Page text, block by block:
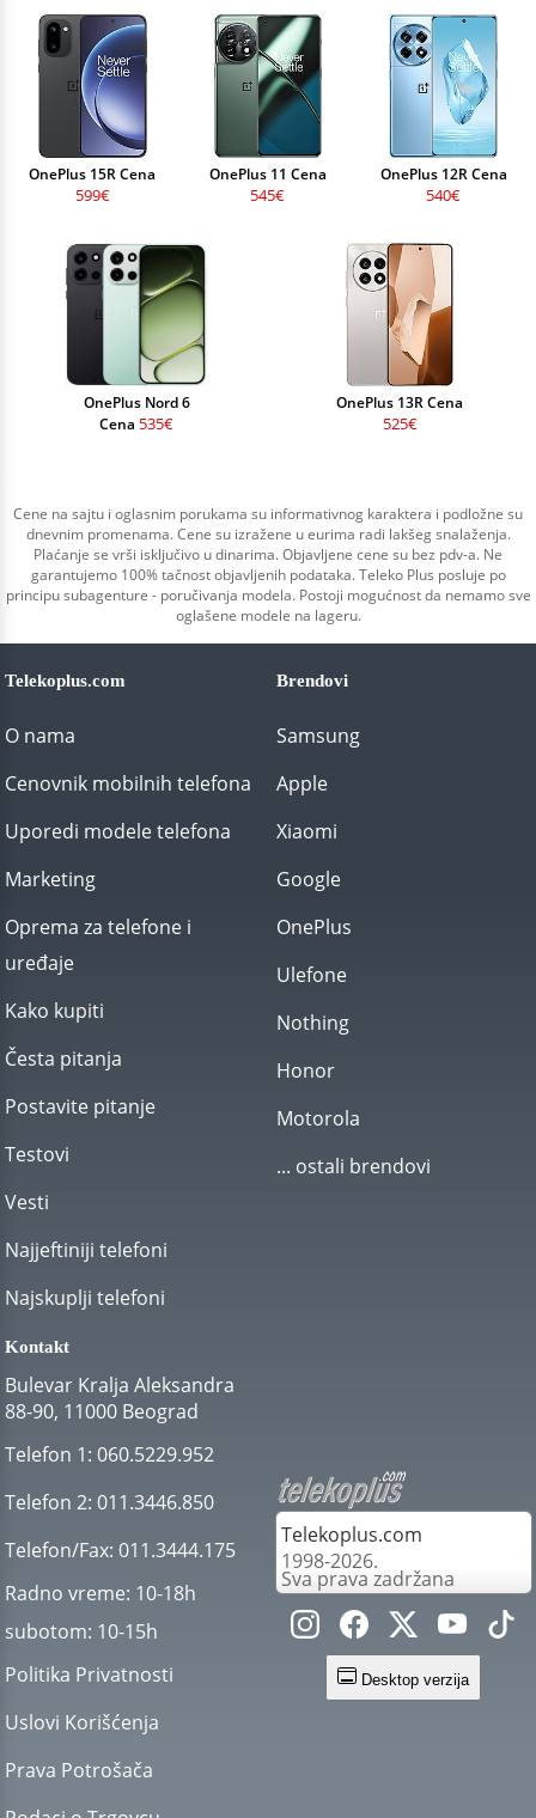
OnePlus 15R Cena
599€
OnePlus 11 Cena
545€
OnePlus 12R Cena
540€
OnePlus Nord 6
Cena 535€
OnePlus 13R Cena
525€
Cene na sajtu i oglasnim porukama su informativnog karaktera i podložne su
dnevnim promenama. Cene su izražene u eurima radi lakšeg snalaženja.
Plaćanje se vrši isključivo u dinarima. Objavljene cene su bez pdv-a. Ne
garantujemo 100% tačnost objavljenih podataka. Teleko Plus posluje po
principu subagenture - poručivanja modela. Postoji mogućnost da nemamo sve
oglašene modele na lageru.
Telekoplus.com
O nama
Cenovnik mobilnih telefona
Uporedi modele telefona
Marketing
Oprema za telefone i
uređaje
Kako kupiti
Česta pitanja
Postavite pitanje
Testovi
Vesti
Najjeftiniji telefoni
Najskuplji telefoni
Brendovi
Samsung
Apple
Xiaomi
Google
OnePlus
Ulefone
Nothing
Honor
Motorola
... ostali brendovi
Kontakt
Bulevar Kralja Aleksandra
88-90, 11000 Beograd
Telefon 1: 060.5229.952
Telefon 2: 011.3446.850
Telefon/Fax: 011.3444.175
Radno vreme: 10-18h
subotom: 10-15h
Politika Privatnosti
Uslovi Korišćenja
Prava Potrošača
Telekoplus.com
1998-2026.
Sva prava zadržana
Desktop verzija